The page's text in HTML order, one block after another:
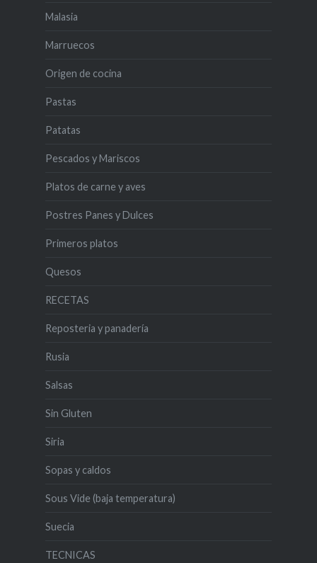
Malasia
Marruecos
Origen de cocina
Pastas
Patatas
Pescados y Mariscos
Platos de carne y aves
Postres Panes y Dulces
Primeros platos
Quesos
RECETAS
Reposteria y panadería
Rusia
Salsas
Sin Gluten
Siria
Sopas y caldos
Sous Vide (baja temperatura)
Suecia
TECNICAS